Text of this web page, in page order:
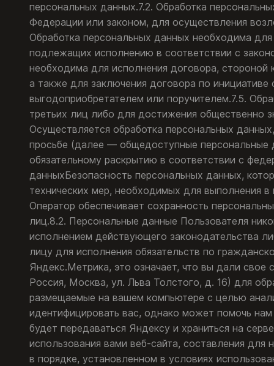
персональных данных.7.2. Обработка
Федерации или законом, для осуществления
Обработка персональных данных необходима
подлежащих исполнению в соответствии с
необходима для исполнения договора, стороной
а также для заключения договора по
выгодоприобретателем или поручителем.7.5.
третьих лиц либо для достижения общественно
Осуществляется обработка персональных
просьбе (далее — общедоступные персональные
обязательному раскрытию в соответствии с
данныхБезопасность персональных данных,
технических мер, необходимых для выполнения
Оператор обеспечивает сохранность
лиц.8.2. Персональные данные Пользователя
исполнением действующего законодательства
лицу для исполнения обязательств по
Яндекс.Метрика, это означает, что вы дали
Россия, Москва, ул. Льва Толстого, д. 16) для
размещаемые на вашем компьютере с целью
идентифицировать вас, однако может помочь
будет передаваться Яндексу и храниться на
использования вами веб-сайта, составления
в порядке, установленном в условиях